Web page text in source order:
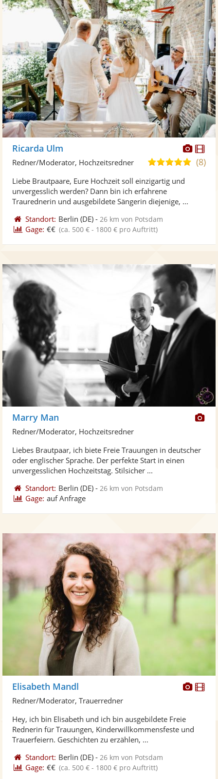
Ricarda Ulm
4,8(8)
Redner/Moderator, Hochzeitsredner
Liebe Brautpaare, Eure Hochzeit soll einzigartig und
unvergesslich werden? Dann bin ich erfahrene
Traurednerin und ausgebildete Sängerin diejenige, ...
Standort: Berlin (DE) - 26 km von Potsdam
Gage: €€ (ca. 500 € - 1800 € pro Auftritt)
Marry Man
Redner/Moderator, Hochzeitsredner
Liebes Brautpaar, ich biete Freie Trauungen in deutscher
oder englischer Sprache. Der perfekte Start in einen
unvergesslichen Hochzeitstag. Stilsicher ...
Standort: Berlin (DE) - 26 km von Potsdam
Gage: auf Anfrage
Elisabeth Mandl
Redner/Moderator, Trauerredner
Hey, ich bin Elisabeth und ich bin ausgebildete Freie
Rednerin für Trauungen, Kinderwillkommensfeste und
Trauerfeiern. Geschichten zu erzählen, ...
Standort: Berlin (DE) - 26 km von Potsdam
Gage: €€ (ca. 500 € - 1800 € pro Auftritt)